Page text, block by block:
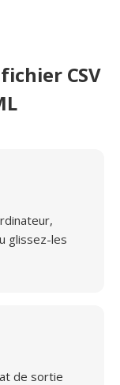
CSV
glissez-les
de sortie